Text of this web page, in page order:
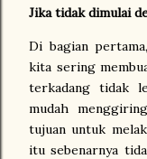
Jika tidak dimulai
Di bagian
kita sering
terkadang tidak
mudah
tujuan untuk
itu sebenarnya